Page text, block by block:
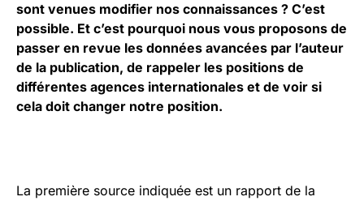
sont venues modifier nos connaissances ? C’est
possible. Et c’est pourquoi nous vous proposons de
passer en revue les données avancées par l’auteur
de la publication, de rappeler les positions de
différentes agences internationales et de voir si
cela doit changer notre position.
La première source indiquée est un rapport de la